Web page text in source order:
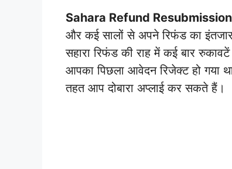
Sahara Refund
और कई सालों से अपने रिफंड का
सहारा रिफंड की राह में कई बार
आपका पिछला आवेदन रिजेक्ट हो गया
तहत आप दोबारा अप्लाई कर सकते हैं।